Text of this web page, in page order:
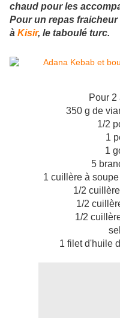
chaud pour les
Pour un repas
à Kisir, le taboulé turc.
Pour 2
350 g de
1/2
1
1
5
1 cuillère à
1/2
1/2
1/2
1 filet d'huile